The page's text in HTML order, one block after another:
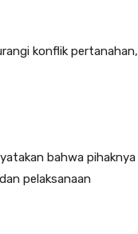
konflik pertanahan,
bahwa pihaknya
pelaksanaan